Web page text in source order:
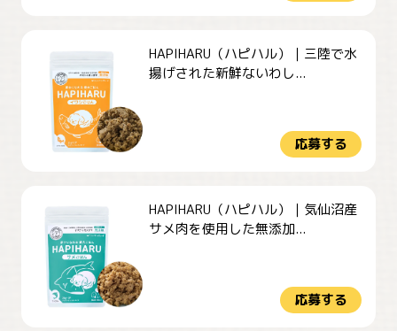
HAPIHARU（ハピハル）｜三陸で水
揚げされた新鮮ないわし...
応募する
HAPIHARU（ハピハル）｜気仙沼産
サメ肉を使用した無添加...
応募する